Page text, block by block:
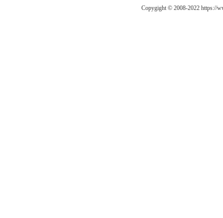
Copygight © 2008-2022 https://